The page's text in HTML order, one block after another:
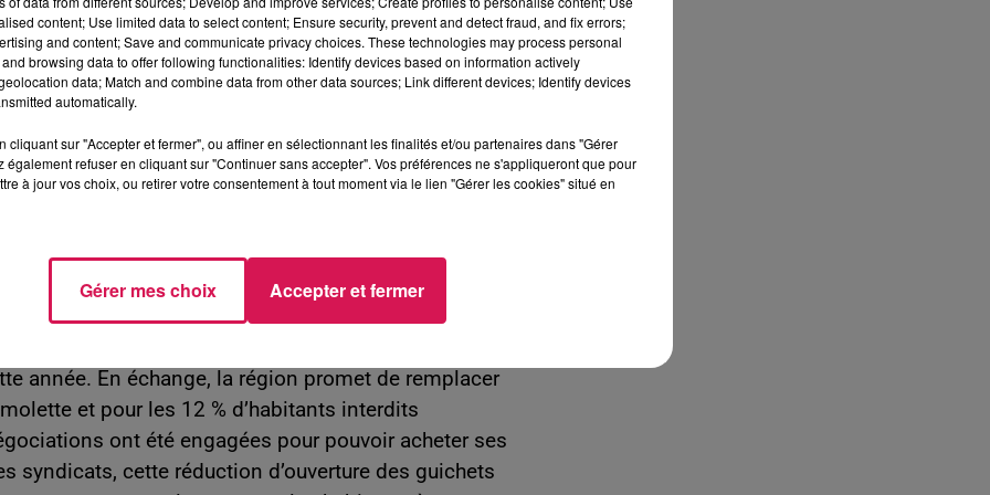
40 intérimaires qui se retrouveront au chômage en
de La Voix du Nord, le président de « Sur les
doute avec le soutien des élus locaux), à la rentrée
concerne au total 87 gares dans la région Hauts-
certaines gares ! La Sambre-Avesnois-Thiérache ne
les week-ends, à l’exception de Maubeuge.
des guichets, au profit de la vente en ligne,
(18 en 2016) ! D’après la CGT et Sud-rail, les
Fourmies et Hirson seront désormais fermées
année. En échange, la région promet de remplacer
et pour les 12 % d’habitants interdits
ont été engagées pour pouvoir acheter ses
syndicats, cette réduction d’ouverture des guichets
content; Use limited data to select content; Ensure security, prevent and detect fraud, and fix errors;
and content; Save and communicate privacy choices. These technologies may process personal
browsing data to offer following functionalities: Identify devices based on information actively
data; Match and combine data from other data sources; Link different devices; Identify devices
automatically.
cliquant sur "Accepter et fermer", ou affiner en sélectionnant les finalités et/ou partenaires dans "Gérer
également refuser en cliquant sur "Continuer sans accepter". Vos préférences ne s'appliqueront que pour
à jour vos choix, ou retirer votre consentement à tout moment via le lien "Gérer les cookies" situé en
Gérer mes choix Accepter et fermer